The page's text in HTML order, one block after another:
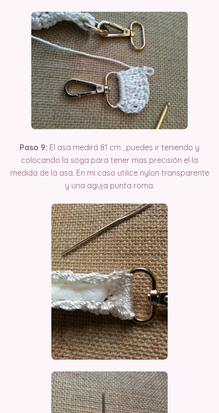
Paso 9: El asa medirá 81 cm , puedes ir teniendo y
colocando la soga para tener mas precisión el la
medida de la asa. En mi caso utilice nylon transparente
y una aguja punta roma.